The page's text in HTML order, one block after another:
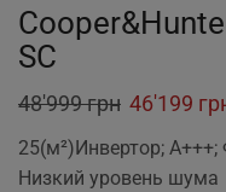
SC
48'999грн Original
price
was:
46'199
25(м²)Инвертор;
Низкий уровень шума